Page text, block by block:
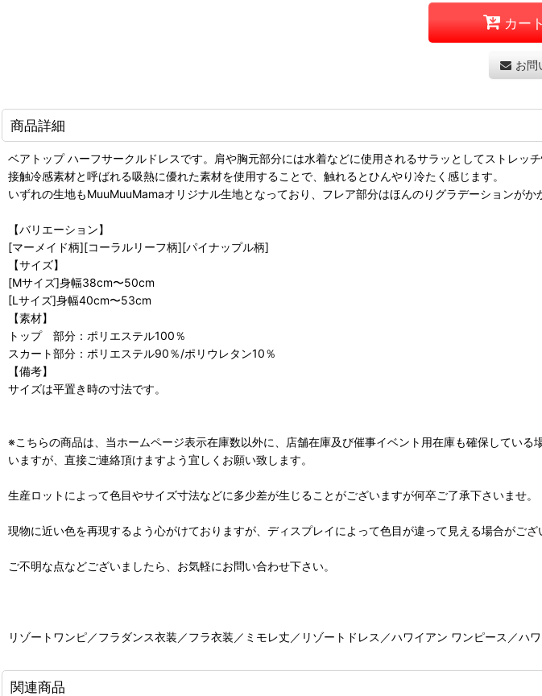
カー
お問
商品詳細
ベアトップ ハーフサークルドレスです。肩や胸元部分には水着などに使用されるサラッとしてストレ
接触冷感素材と呼ばれる吸熱に優れた素材を使用することで、触れるとひんやり冷たく感じます。
いずれの生地もMuuMuuMamaオリジナル生地となっており、フレア部分はほんのりグラデーションが
【バリエーション】
[マーメイド柄][コーラルリーフ柄][パイナップル柄]
【サイズ】
[Mサイズ]身幅38cm〜50cm
[Lサイズ]身幅40cm〜53cm
【素材】
トップ 部分：ポリエステル100％
スカート部分：ポリエステル90％/ポリウレタン10％
【備考】
サイズは平置き時の寸法です。
※こちらの商品は、当ホームページ表示在庫数以外に、店舗在庫及び催事イベント用在庫も確保してい
いますが、直接ご連絡頂けますよう宜しくお願い致します。
生産ロットによって色目やサイズ寸法などに多少差が生じることがございますが何卒ご了承下さいませ。
現物に近い色を再現するよう心がけておりますが、ディスプレイによって色目が違って見える場合がござ
ご不明な点などございましたら、お気軽にお問い合わせ下さい。
リゾートワンピ／フラダンス衣装／フラ衣装／ミモレ丈／リゾートドレス／ハワイアン ワンピース／
関連商品